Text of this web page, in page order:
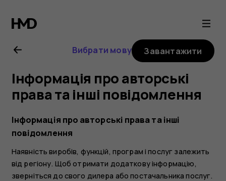
Посібник
користувача
Nokia
2.1
Вибрати мову Завантажити
Інформація про авторські
права та інші повідомлення
Інформація про авторські права та інші
повідомлення
Наявність виробів, функцій, програм і послуг залежить
від регіону. Щоб отримати додаткову інформацію,
зверніться до свого дилера або постачальника послуг.